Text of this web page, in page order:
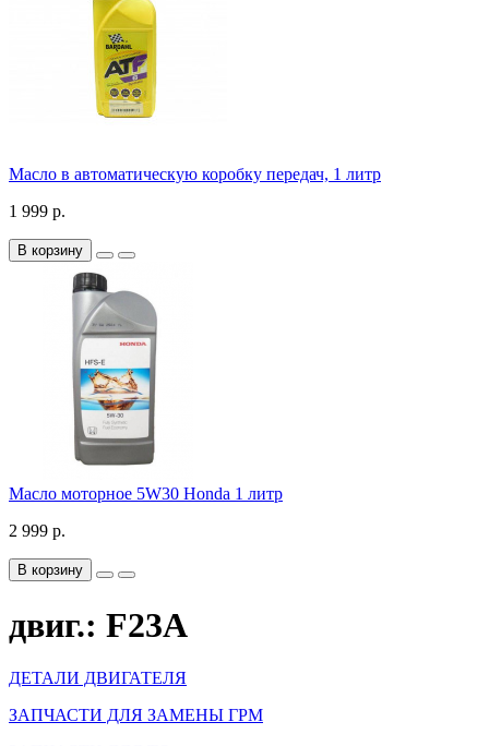
Масло в автоматическую коробку передач, 1 литр
1 999 р.
В корзину
Масло моторное 5W30 Honda 1 литр
2 999 р.
В корзину
двиг.: F23A
ДЕТАЛИ ДВИГАТЕЛЯ
ЗАПЧАСТИ ДЛЯ ЗАМЕНЫ ГРМ